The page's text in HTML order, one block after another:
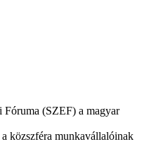
Fóruma (SZEF) a magyar
közszféra munkavállalóinak